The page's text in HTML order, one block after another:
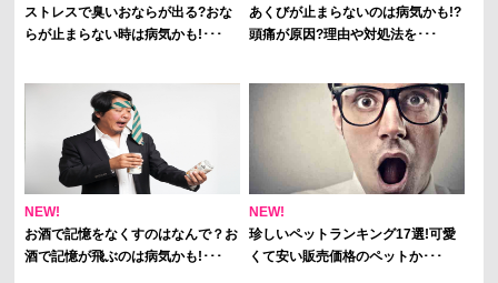
ストレスで臭いおならが出る?おな
らが止まらない時は病気かも!･･･
あくびが止まらないのは病気かも!?
頭痛が原因?理由や対処法を･･･
NEW!
お酒で記憶をなくすのはなんで？お
酒で記憶が飛ぶのは病気かも!･･･
NEW!
珍しいペットランキング17選!可愛
くて安い販売価格のペットか･･･